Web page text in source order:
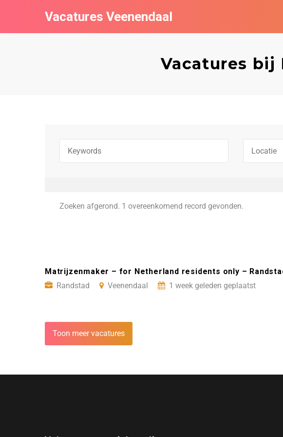
Vacatures Veenendaal
Vacatures bij
Zoeken afgerond. 1 overeenkomend record gevonden.
Matrijzenmaker – for Netherland residents only –
Randstad
Veenendaal 1 week geleden geplaatst
Toon meer vacatures